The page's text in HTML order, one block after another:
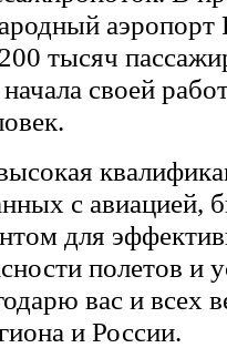
аэропорт
тысяч
своей
с авиацией,
для
полетов и
вас и всех
и России.